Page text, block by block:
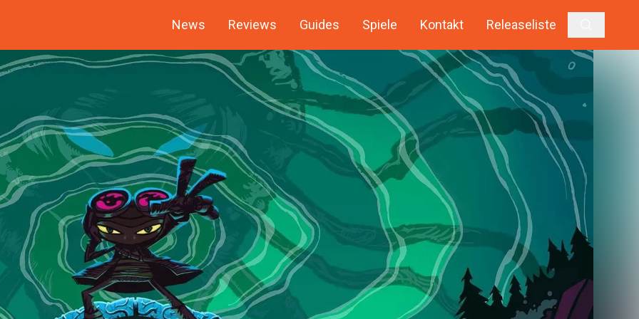
News Reviews Guides Spiele Kontakt Releaseliste